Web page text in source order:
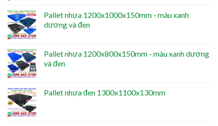
Pallet nhựa 1200x1000x150mm - màu xanh
dương và đen
Pallet nhựa 1200x800x150mm - màu xanh dương
và đen
Pallet nhựa đen 1300x1100x130mm